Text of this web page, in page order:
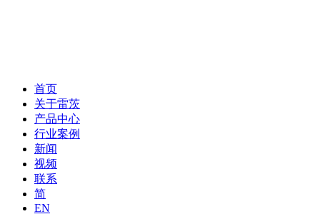
首页
关于雷茨
产品中心
行业案例
新闻
视频
联系
简
EN